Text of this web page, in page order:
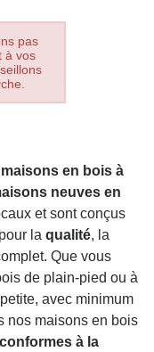
pas
à vos
en bois à
neuves en
et sont conçus
la qualité, la
Que vous
de plain-pied ou à
avec minimum
nos maisons en bois
conformes à la